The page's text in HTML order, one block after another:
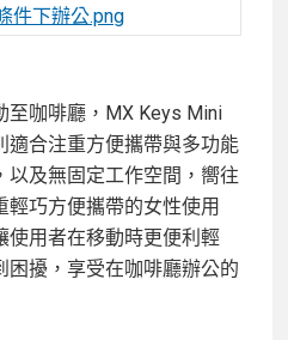
至咖啡廳，MX Keys Mini
適合注重方便攜帶與多功能
以及無固定工作空間，嚮往
巧方便攜帶的女性使用
使用者在移動時更便利輕
困擾，享受在咖啡廳辦公的